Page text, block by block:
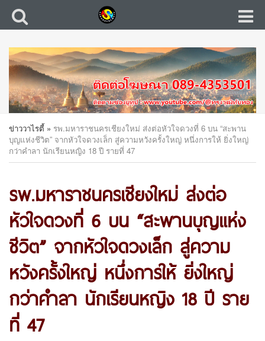
ข่าววาไรตี้ » รพ.มหาราชนครเชียงใหม่ ส่งต่อหัวใจดวงที่ 6 บน “สะพาน
บุญแห่งชีวิต” จากหัวใจดวงเล็ก สู่ความหวังครั้งใหญ่ หนึ่งการให้ ยิ่งใหญ่
กว่าคำลา นักเรียนหญิง 18 ปี รายที่ 47
รพ.มหาราชนครเชียงใหม่ ส่งต่อ
หัวใจดวงที่ 6 บน “สะพานบุญแห่ง
ชีวิต” จากหัวใจดวงเล็ก สู่ความ
หวังครั้งใหญ่ หนึ่งการให้ ยิ่งใหญ่
กว่าคำลา นักเรียนหญิง 18 ปี ราย
ที่ 47